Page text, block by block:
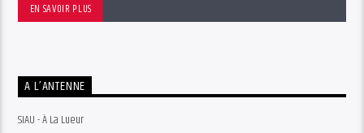
EN SAVOIR PLUS
A L’ANTENNE
SIAU - À La Lueur